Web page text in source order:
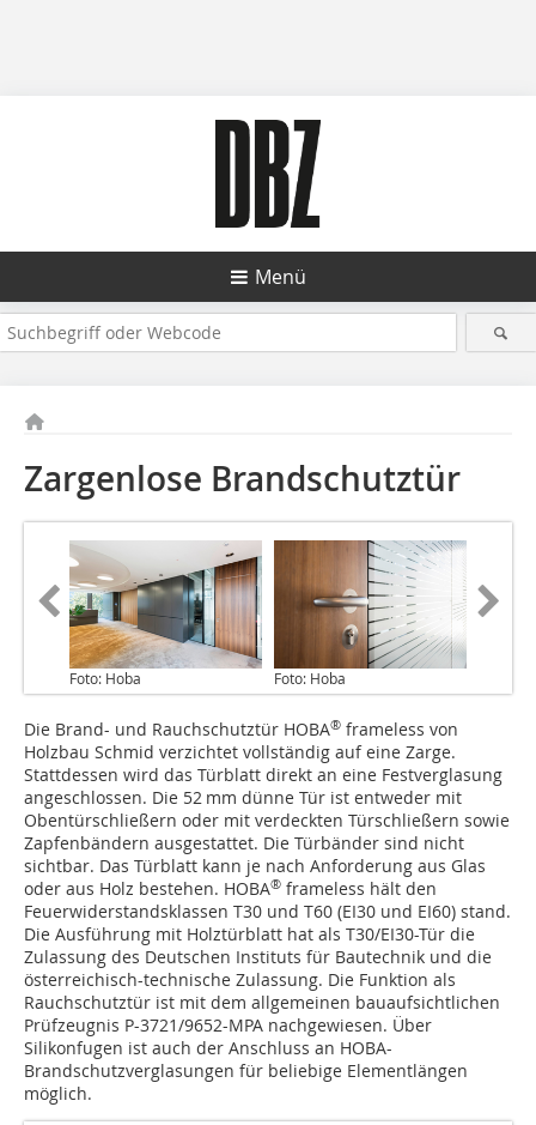
Menü
Zargenlose Brandschutztür
Foto: Hoba Foto: Hoba
Die Brand- und Rauchschutztür HOBA® frameless von
Holzbau Schmid verzichtet vollständig auf eine Zarge.
Stattdessen wird das Türblatt direkt an eine Festverglasung
angeschlossen. Die 52 mm dünne Tür ist entweder mit
Obentürschließern oder mit verdeckten Türschließern sowie
Zapfenbändern ausgestattet. Die Türbänder sind nicht
sichtbar. Das Türblatt kann je nach Anforderung aus Glas
oder aus Holz bestehen. HOBA® frameless hält den
Feuerwiderstandsklassen T30 und T60 (EI30 und EI60) stand.
Die Ausführung mit Holztürblatt hat als T30/EI30-Tür die
Zulassung des Deutschen Instituts für Bautechnik und die
österreichisch-technische Zulassung. Die Funktion als
Rauchschutztür ist mit dem allgemeinen bauaufsichtlichen
Prüfzeugnis P-3721/9652-MPA nachgewiesen. Über
Silikonfugen ist auch der Anschluss an HOBA-
Brandschutzverglasungen für beliebige Elementlängen
möglich.